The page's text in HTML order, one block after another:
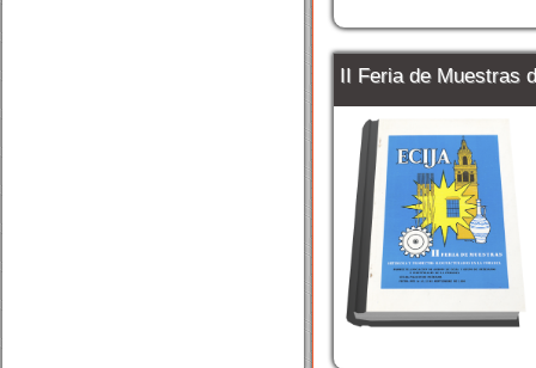
II Feria de Muestras